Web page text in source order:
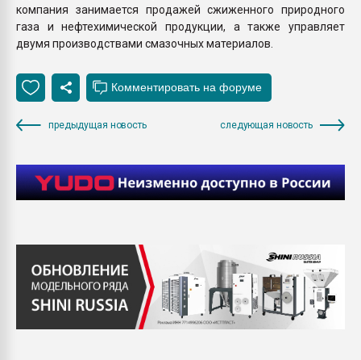
компания занимается продажей сжиженного природного
газа и нефтехимической продукции, а также управляет
двумя производствами смазочных материалов.
предыдущая новость следующая новость